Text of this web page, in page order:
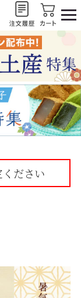
ださい